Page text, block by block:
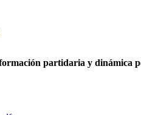
partidaria y dinámica